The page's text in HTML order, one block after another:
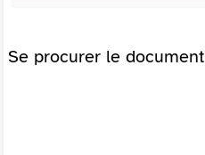
Se procurer le document